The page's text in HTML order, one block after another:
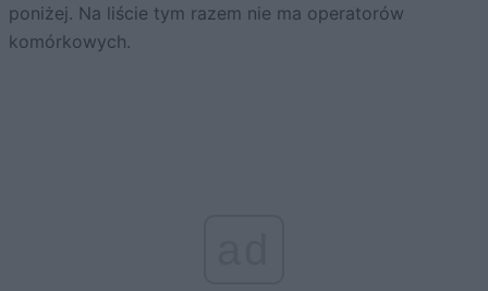
poniżej. Na liście tym razem nie ma operatorów
komórkowych.